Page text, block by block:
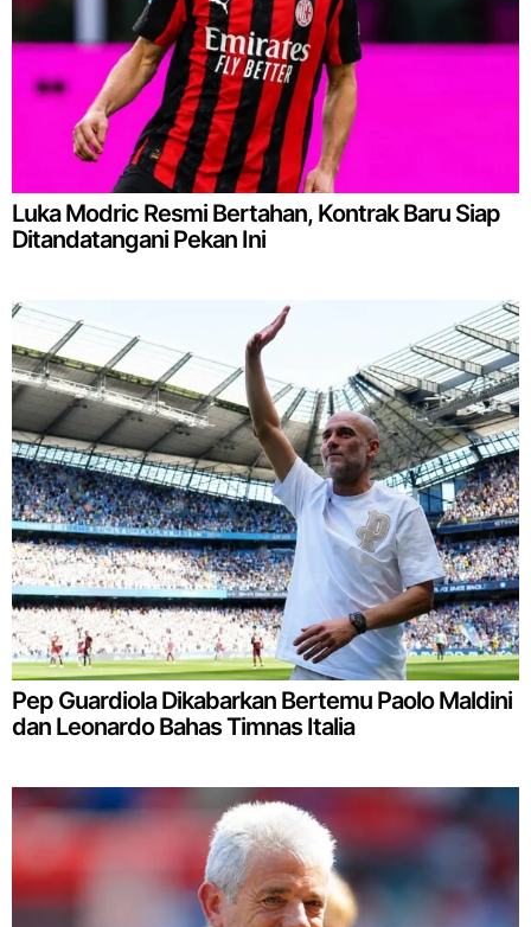
Luka Modric Resmi Bertahan, Kontrak Baru Siap
Ditandatangani Pekan Ini
Pep Guardiola Dikabarkan Bertemu Paolo Maldini
dan Leonardo Bahas Timnas Italia